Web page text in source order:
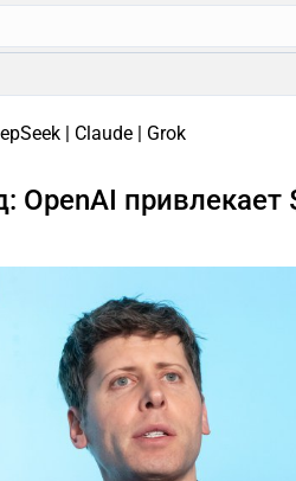
| Claude | Grok
OpenAI